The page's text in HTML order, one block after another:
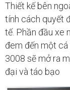
Thiết kế bên
tính cách quyết
tế. Phần đầu xe
đem đến một
3008 sẽ mở ra
đại và táo bạo